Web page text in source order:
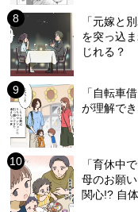
「元嫁と
を突っ込
じれる？
「自転車
が理解で
「育休中
母のお願
関心!? 自